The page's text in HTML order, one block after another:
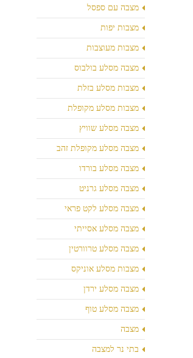
מצבה עם ספסל
מצבות יפות
מצבות מעוצבות
מצבה מסלע בולבוס
מצבות מסלע בזלת
מצבות מסלע מקופלת
מצבה מסלע שוויץ
מצבה מסלע מקופלת זהב
מצבה מסלע בורדו
מצבה מסלע גרניט
מצבה מסלע לקט פראי
מצבה מסלע אסייתי
מצבה מסלע טרוורטין
מצבות מסלע אוניקס
מצבה מסלע ירדן
מצבה מסלע טוף
מצבה
בתי נר למצבה